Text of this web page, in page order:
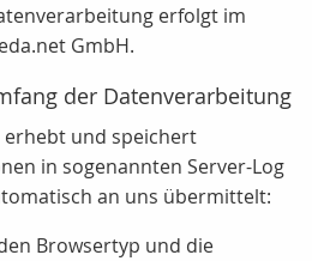
erfolgt im
GmbH.
der Datenverarbeitung
erhebt und speichert
in sogenannten Server-Log
an uns übermittelt:
Browsertyp und die